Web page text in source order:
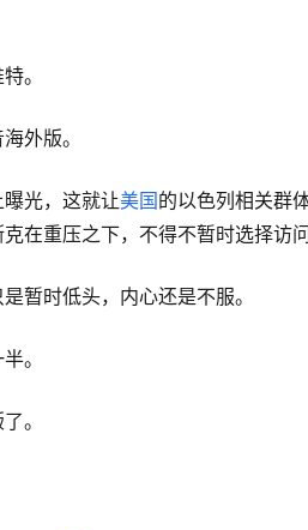
。
外版。
光，这就让美国的以色列相关群
在重压之下，不得不暂时选择访
暂时低头，内心还是不服。
。
。